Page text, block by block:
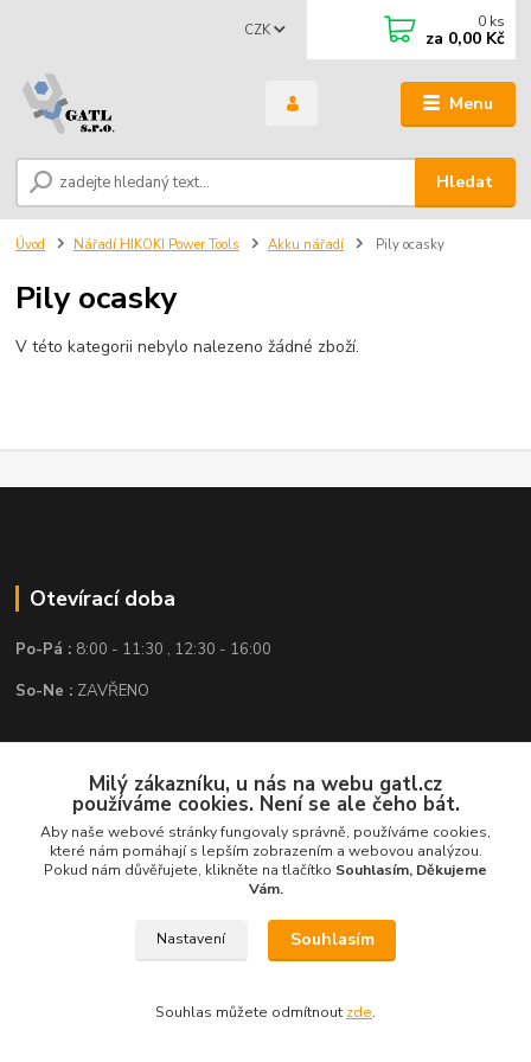
Menu
CZK
Hledat
0 ks
za 0,00 Kč
Úvod Nářadí HIKOKI Power Tools Akku nářadí Pily ocasky
Pily ocasky
V této kategorii nebylo nalezeno žádné zboží.
Otevírací doba
Po-Pá : 8:00 - 11:30 , 12:30 - 16:00
So-Ne : ZAVŘENO
Kontakt
GATL s.r.o.
obchod@gatl.cz,info@gatl.cz
Milý zákazníku, u nás na webu gatl.cz
používáme cookies. Není se ale čeho bát.
Aby naše webové stránky fungovaly správně, používáme cookies,
které nám pomáhají s lepším zobrazením a webovou analýzou.
Pokud nám důvěřujete, klikněte na tlačítko Souhlasím, Děkujeme
Vám.
Nastavení Souhlasím
Souhlas můžete odmítnout zde.